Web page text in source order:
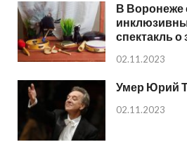
В Воронеже
спектакль о
02.11.2023
Умер Юрий
02.11.2023